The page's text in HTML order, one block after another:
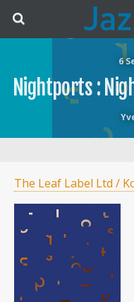
6
Nightports :
The Leaf Label Ltd /